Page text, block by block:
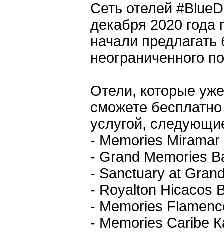
Сеть отелей
декабря 2020 года
начали
неограниченного
Отели, которые
сможете
услугой,
- Memories Miramar
- Grand Memories
- Sanctuary at
- Royalton Hicacos
- Memories
- Memories Caribe